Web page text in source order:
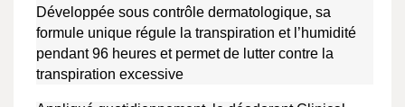
Développée sous contrôle dermatologique, sa
formule unique régule la transpiration et l’humidité
pendant 96 heures et permet de lutter contre la
transpiration excessive